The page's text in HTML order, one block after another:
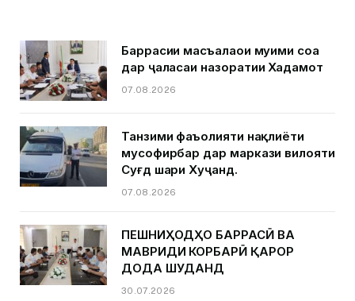
Баррасии масъалаҳои муҳими соҳа
дар ҷаласаи назоратии Хадамот
07.08.2026
Танзими фаъолияти нақлиёти
мусофирбар дар маркази вилояти
Суғд шаҳри Хуҷанд.
07.08.2026
ПЕШНИҲОДҲО БАРРАСӢ ВА
МАВРИДИ КОРБАРӢ ҚАРОР
ДОДА ШУДАНД
30.07.2026